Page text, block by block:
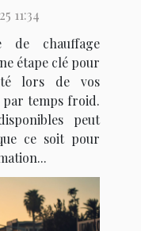
11:34
de chauffage
étape clé pour
lors de vos
par temps froid.
peut
ce soit pour